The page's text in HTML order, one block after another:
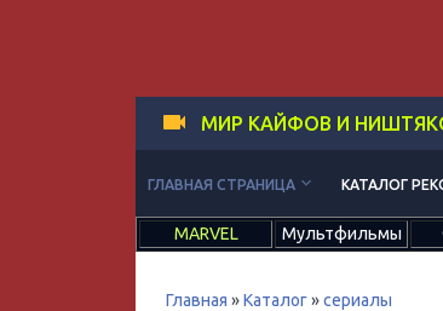
МИР КАЙФОВ И
ГЛАВНАЯ СТРАНИЦА keyboard_arrow_down КАТАЛОГ
MARVEL Мультфильмы
Главная »Каталог»сериалы